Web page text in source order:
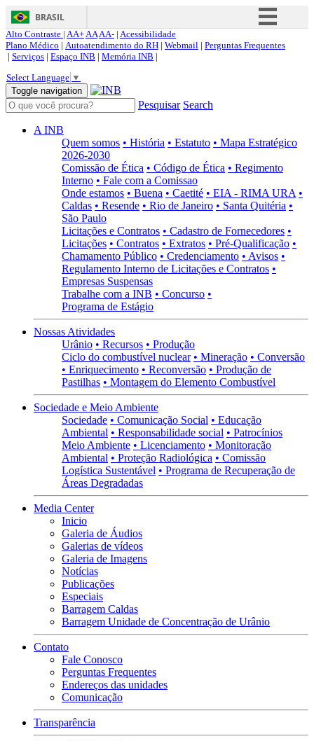
BRASIL
Simplifique!
Acesso à informação
Canais
Alto Contraste | AA+AAAA- | Acessibilidade
Plano Médico | Autoatendimento do RH | Webmail | Perguntas Frequentes
| Serviços | Espaço INB | Memória INB |
Select Language ▼
Toggle navigation
Pesquisar Search
A INB
Quem somos • História • Estatuto • Mapa Estratégico
2026-2030
Comissão de Ética • Código de Ética • Regimento
Interno • Fale com a Comissao
Onde estamos • Buena • Caetité • EIA - RIMA URA •
Caldas • Resende • Rio de Janeiro • Santa Quitéria •
São Paulo
Licitações e Contratos • Cadastro de Fornecedores •
Licitações • Contratos • Extratos • Pré-Qualificação •
Chamamento Público • Credenciamento • Avisos •
Regulamento Interno de Licitações e Contratos •
Empresas Suspensas
Trabalhe com a INB • Concurso •
Programa de Estágio
Nossas Atividades
Urânio • Recursos • Produção
Ciclo do combustível nuclear • Mineração • Conversão
• Enriquecimento • Reconversão • Produção de
Pastilhas • Montagem do Elemento Combustível
Sociedade e Meio Ambiente
Sociedade • Comunicação Social • Educação
Ambiental • Responsabilidade social • Patrocínios
Meio Ambiente • Licenciamento • Monitoração
Ambiental • Proteção Radiológica • Comissão
Logística Sustentável • Programa de Recuperação de
Áreas Degradadas
Media Center
Inicio
Galeria de Áudios
Galerias de vídeos
Galeria de Imagens
Notícias
Publicações
Especiais
Barragem Caldas
Barragem Unidade de Concentração de Urânio
Contato
Fale Conosco
Perguntas Frequentes
Endereços das unidades
Comunicação
Transparência